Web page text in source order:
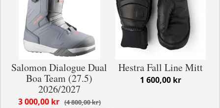
Salomon Dialogue Dual
Boa Team (27.5)
2026/2027
4 800,00 kr
3 000,00 kr
Hestra Fall Line Mitt
1 600,00 kr